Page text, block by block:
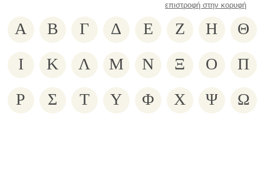
επιστροφή στην κορυφή
Α Β Γ Δ Ε Ζ Η Θ
Ι Κ Λ Μ Ν Ξ Ο Π
Ρ Σ Τ Υ Φ Χ Ψ Ω